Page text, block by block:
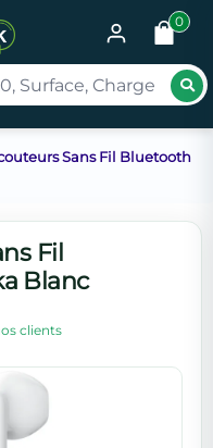
0
Sans Fil Bluetooth
Fil
Blanc
clients